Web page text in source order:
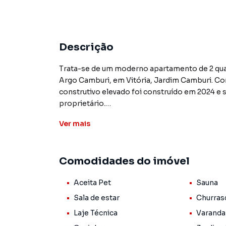
Descrição
Trata-se de um moderno apartamento de 2
Argo Camburi, em Vitória, Jardim Camburi.
construtivo elevado foi construído em 2024 e
proprietário.
O apartamento possui living com ampla sala
laje técnica.
O empreendimento Argo Camburi oferece
moradores, tais como portaria 24h, piscina
gourmet e playground. Com localização
principais vias da região, além de estar
Ver mais
Comodidades do imóvel
Aceita Pet Sauna
Sala de estar
Laje Técnica
Varanda